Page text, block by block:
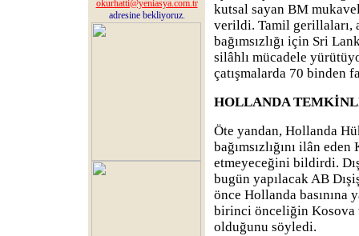
okurhatti@yeniasya.com.tr
adresine bekliyoruz.
kutsal sayan BM
verildi. Tamil gerillaları,
bağımsızlığı için Sri
silâhlı mücadele
çatışmalarda 70 binden
HOLLANDA
Öte yandan, Hollanda
bağımsızlığını ilân
etmeyeceğini bildirdi.
bugün yapılacak AB
önce Hollanda basınına
birinci önceliğin Kosova
olduğunu söyledi.